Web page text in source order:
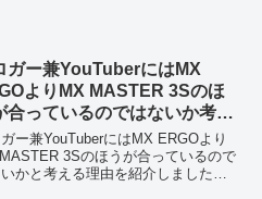
ガー兼YouTuberにはMX
よりMX MASTER 3Sのほ
合っているのではないか考え
由ー兼YouTuberにはMX ERGOより
3Sのほうが合っているので
かと考える理由を紹介しました。